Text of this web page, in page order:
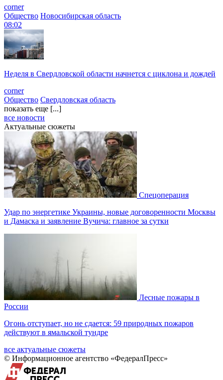
corner
Общество Новосибирская область
08:02
Неделя в Свердловской области начнется с циклона и дождей
corner
Общество Свердловская область
показать еще [...]
все новости
Актуальные сюжеты
Спецоперация
Удар по энергетике Украины, новые договоренности Москвы
и Дамаска и заявление Вучича: главное за сутки
Лесные пожары в
России
Огонь отступает, но не сдается: 59 природных пожаров
действуют в ямальской тундре
все актуальные сюжеты
© Информационное агентство «ФедералПресс»